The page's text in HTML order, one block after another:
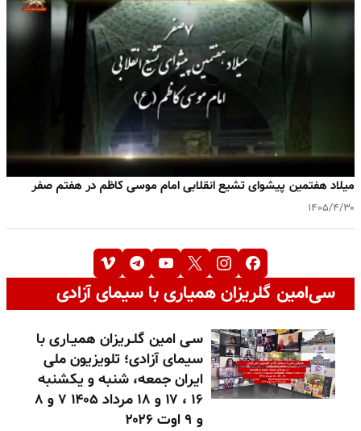
میلاد هفتمین پیشوای تشیع انقلابی امام موسی کاظم در هفتم صفر
۱۴۰۵/۴/۳۰
سی‌امین گلریزان همیاری با سیمای آزادی
سـی امین گلـریزان همیـاری با
سیمای آزادی؛ تلویزیون ملی
ایران جمعه، شنبه و یکشنبه
۱۶ ، ۱۷ و ۱۸ مرداد ۱۴۰۵ ۷ و ۸
و ۹ اوت ۲۰۲۶